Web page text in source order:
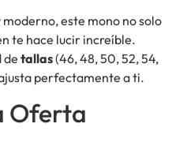
este mono no solo
te hace lucir increíble.
de tallas(46, 48, 50, 52, 54,
perfectamente a ti.
Oferta